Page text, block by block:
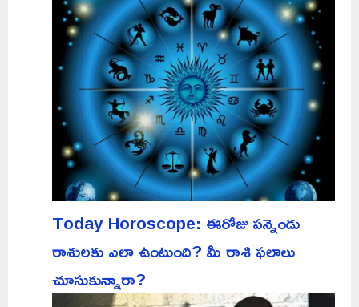
Today Horoscope: ఈరోజు పన్నెండు
రాశులకు ఎలా ఉంటుంది? మీ రాశి ఫలాలు
చూసుకున్నారా?